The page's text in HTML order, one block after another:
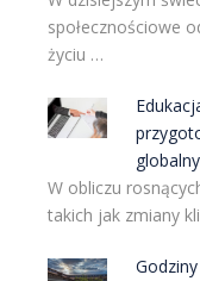
społecznościowe
życiu …
W obliczu
takich jak zmiany